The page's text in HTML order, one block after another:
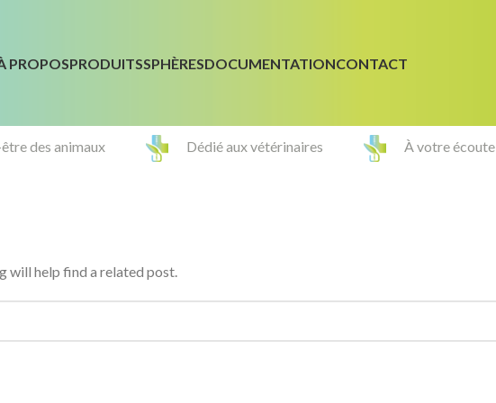
PROPOSPRODUITSSPHÈRESDOCUMENTATIONCONTACT
des animaux Dédié aux vétérinaires À votre écoute
will help find a related post.